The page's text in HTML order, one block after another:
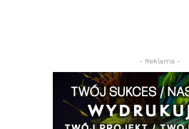
- Reklama -